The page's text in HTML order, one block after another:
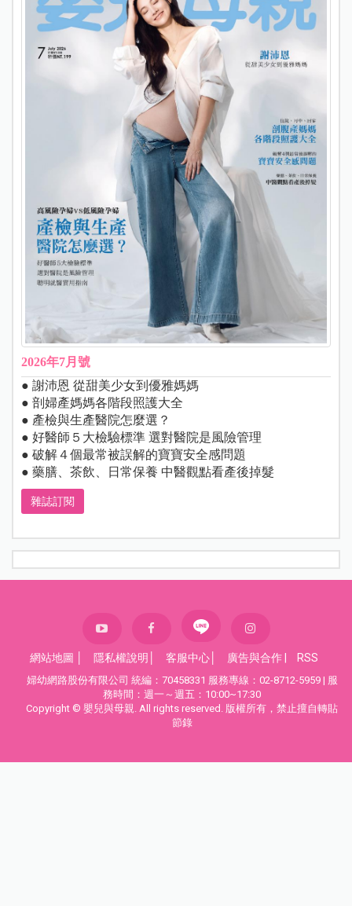
2026年7月號
● 謝沛恩 從甜美少女到優雅媽媽
● 剖婦產媽媽各階段照護大全
● 產檢與生產醫院怎麼選？
● 好醫師５大檢驗標準 選對醫院是風險管理
● 破解４個最常被誤解的寶寶安全感問題
● 藥膳、茶飲、日常保養 中醫觀點看產後掉髮
雜誌訂閱
網站地圖 隱私權說明 客服中心 廣告與合作 RSS
婦幼網路股份有限公司 統編：70458331 服務專線：02-8712-5959 | 服
務時間：週一～週五：10:00~17:30
Copyright © 嬰兒與母親. All rights reserved. 版權所有，禁止擅自轉貼
節錄